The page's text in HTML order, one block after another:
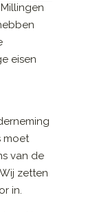
eisen
moet
van de
zetten
in.